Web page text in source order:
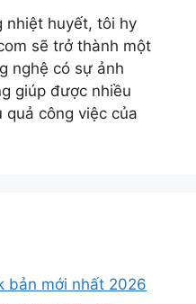
nhiệt huyết, tôi hy
sẽ trở thành một
nghệ có sự ảnh
giúp được nhiều
công việc của
bản mới nhất 2026